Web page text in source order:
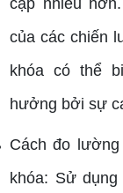
cập nhiều hơn.
của các chiến
khóa có thể
hưởng bởi sự
Cách đo
khóa: Sử